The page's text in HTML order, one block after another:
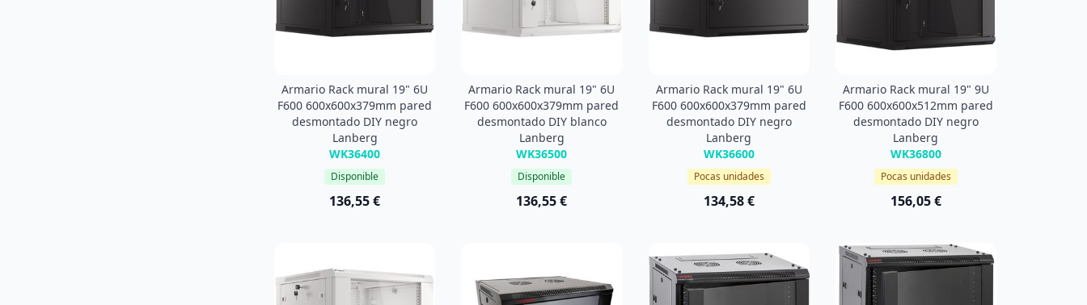
Armario Rack mural 19" 6U
F600 600x600x379mm pared
desmontado DIY negro
Lanberg
WK36400
Disponible
136,55 €
Armario Rack mural 19" 6U
F600 600x600x379mm pared
desmontado DIY blanco
Lanberg
WK36500
Disponible
136,55 €
Armario Rack mural 19" 6U
F600 600x600x379mm pared
desmontado DIY negro
Lanberg
WK36600
Pocas unidades
134,58 €
Armario Rack mural 19" 9U
F600 600x600x512mm pared
desmontado DIY negro
Lanberg
WK36800
Pocas unidades
156,05 €